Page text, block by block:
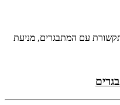
עם המתבגרים, מניעת